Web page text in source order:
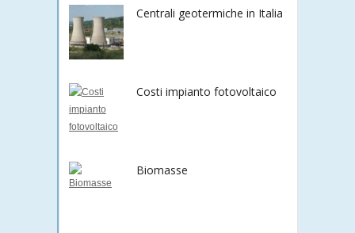
Centrali geotermiche in Italia
Costi impianto fotovoltaico
Biomasse